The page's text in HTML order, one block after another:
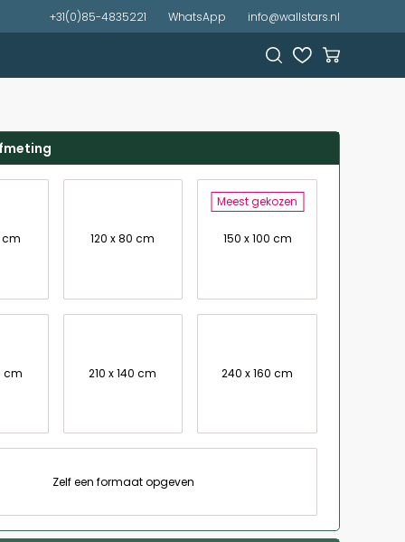
+31(0)85-4835221 WhatsApp info@wallstars.nl
cm 120 x 80 cm
Meest gekozen
150 x 100 cm
cm 210 x 140 cm 240 x 160 cm
Zelf een formaat opgeven